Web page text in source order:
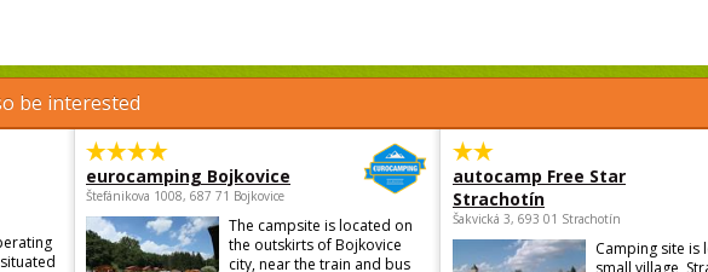
be interested
eurocamping Bojkovice
Štefánikova 1008, 687 71 Bojkovice
The campsite is located on
the outskirts of Bojkovice
city, near the train and bus
autocamp Free Star
Strachotín
Šakvická 3, 693 01 Strachotín
Camping site is